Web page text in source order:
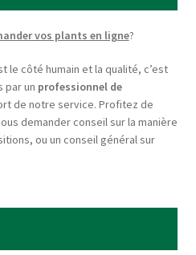
be
chosen
the
product
page
vos plants en ligne?
le côté humain et la qualité, c’est
par un professionnel de
de notre service. Profitez de
demander conseil sur la manière
ou un conseil général sur